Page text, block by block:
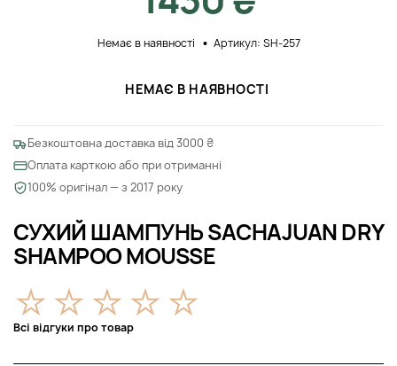
СУХИЙ ШАМПУНЬ SACHAJUAN DRY
SHAMPOO MOUSSE
Всі відгуки про товар
Немає в наявності Артикул: SH-257
НЕМАЄ В НАЯВНОСТІ
Безкоштовна доставка від 3000 ₴
Оплата карткою або при отриманні
100% оригінал — з 2017 року